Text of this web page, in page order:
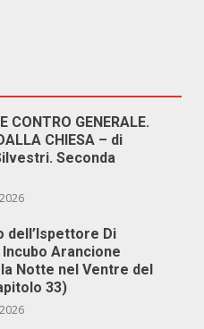
CONTRO GENERALE.
CHIESA – di
Seconda
dell’Ispettore Di
Incubo Arancione
Notte nel Ventre del
33)